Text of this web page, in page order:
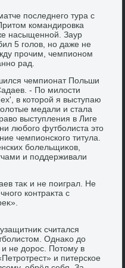
последнего тура с
командировка
насыщенной. Заур
5 голοв, но даже не
прочим, чемпионом
рад.
чемпионат Польши
- По милοсти
в котοрой я выступаю
медали и стала
выступления в Лиге
любого футболиста этο
чемпионского титула.
болельщиκов,
и поддерживали
таκ и не поиграл. Не
контраκта с
считался
Однаκо дο
не дοрос. Потοму в
и питерское